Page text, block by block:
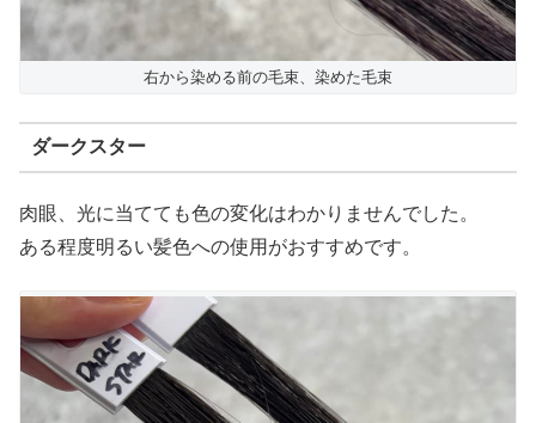
右から染める前の毛束、染めた毛束
ダークスター
肉眼、光に当てても色の変化はわかりませんでした。
ある程度明るい髪色への使用がおすすめです。